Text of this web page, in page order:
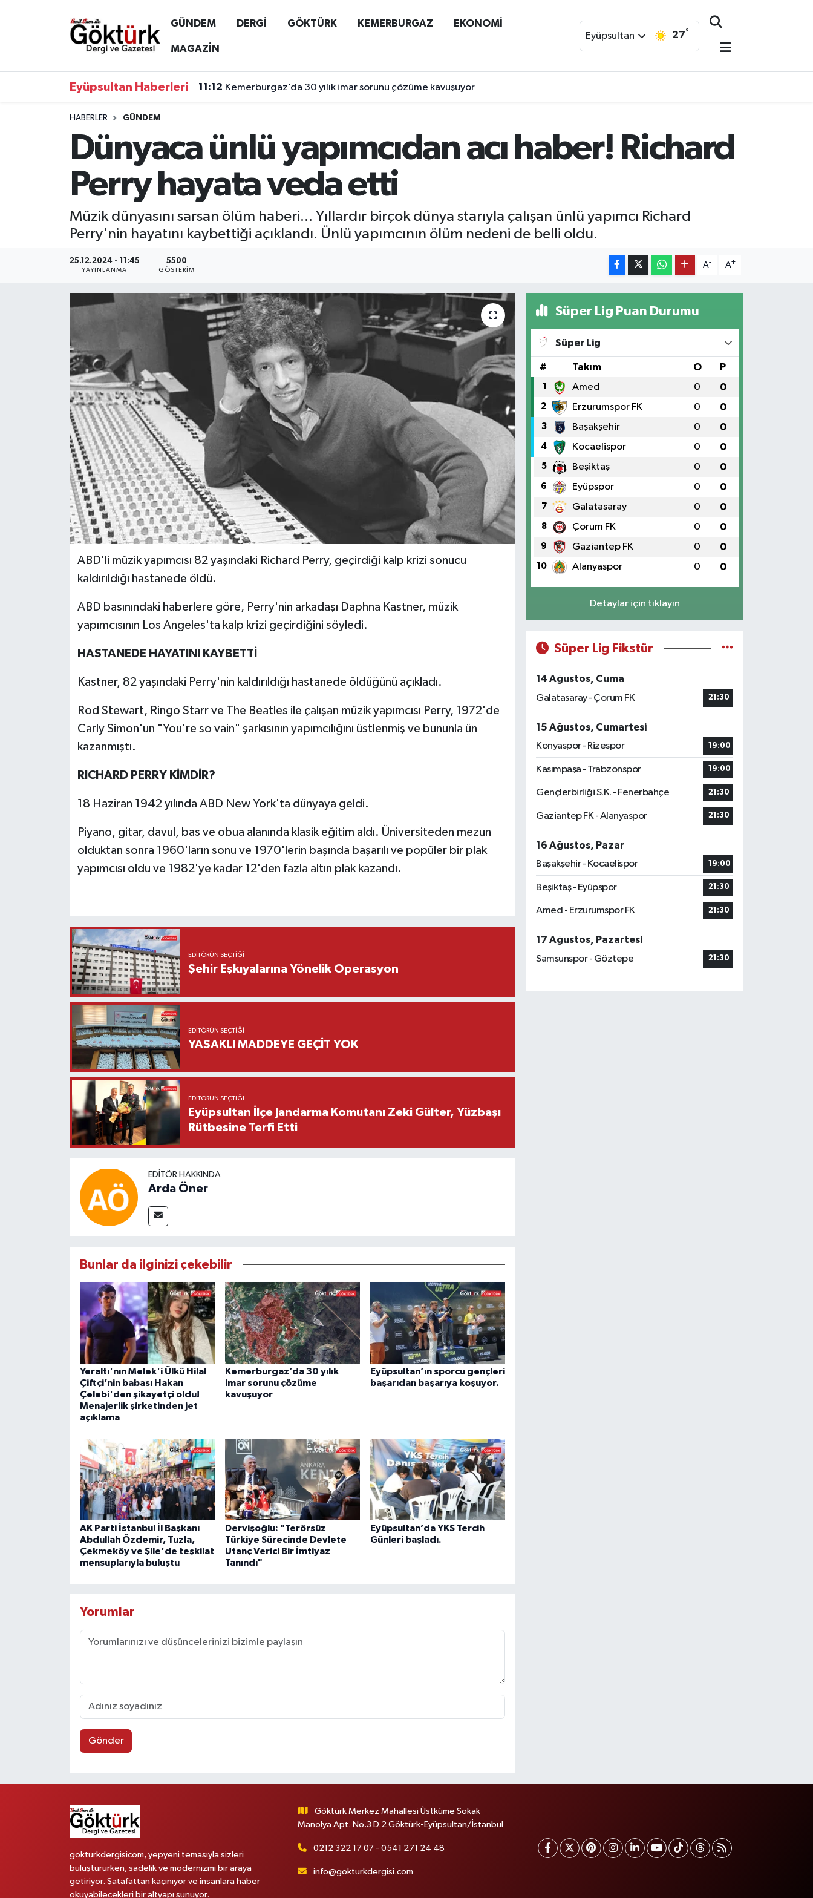
GÜNDEM DERGİ GÖKTÜRK KEMERBURGAZ EKONOMİ
MAGAZİN
Eyüpsultan 27°
Eyüpsultan Haberleri 11:12 Kemerburgaz’da 30 yılık imar sorunu çözüme kavuşuyor
HABERLER GÜNDEM
Dünyaca ünlü yapımcıdan acı haber! Richard
Perry hayata veda etti
Müzik dünyasını sarsan ölüm haberi... Yıllardır birçok dünya starıyla çalışan ünlü yapımcı Richard
Perry'nin hayatını kaybettiği açıklandı. Ünlü yapımcının ölüm nedeni de belli oldu.
25.12.2024 - 11:45
YAYINLANMA
5500
GÖSTERIM
A- A+
ABD'li müzik yapımcısı 82 yaşındaki Richard Perry, geçirdiği kalp krizi sonucu
kaldırıldığı hastanede öldü.
ABD basınındaki haberlere göre, Perry'nin arkadaşı Daphna Kastner, müzik
yapımcısının Los Angeles'ta kalp krizi geçirdiğini söyledi.
HASTANEDE HAYATINI KAYBETTİ
Kastner, 82 yaşındaki Perry'nin kaldırıldığı hastanede öldüğünü açıkladı.
Rod Stewart, Ringo Starr ve The Beatles ile çalışan müzik yapımcısı Perry, 1972'de
Carly Simon'un "You're so vain" şarkısının yapımcılığını üstlenmiş ve bununla ün
kazanmıştı.
RICHARD PERRY KİMDİR?
18 Haziran 1942 yılında ABD New York'ta dünyaya geldi.
Piyano, gitar, davul, bas ve obua alanında klasik eğitim aldı. Üniversiteden mezun
olduktan sonra 1960'ların sonu ve 1970'lerin başında başarılı ve popüler bir plak
yapımcısı oldu ve 1982'ye kadar 12'den fazla altın plak kazandı.
EDITÖRÜN SEÇTIĞI
Şehir Eşkıyalarına Yönelik Operasyon
EDITÖRÜN SEÇTIĞI
YASAKLI MADDEYE GEÇİT YOK
EDITÖRÜN SEÇTIĞI
Eyüpsultan İlçe Jandarma Komutanı Zeki Gülter, Yüzbaşı
Rütbesine Terfi Etti
EDITÖR HAKKINDA
Arda Öner
Bunlar da ilginizi çekebilir
Yeraltı'nın Melek'i Ülkü Hilal
Çiftçi’nin babası Hakan
Çelebi'den şikayetçi oldu!
Menajerlik şirketinden jet
açıklama
Kemerburgaz’da 30 yılık
imar sorunu çözüme
kavuşuyor
Eyüpsultan’ın sporcu gençleri
başarıdan başarıya koşuyor.
AK Parti İstanbul İl Başkanı
Abdullah Özdemir, Tuzla,
Çekmeköy ve Şile'de teşkilat
mensuplarıyla buluştu
Dervişoğlu: "Terörsüz
Türkiye Sürecinde Devlete
Utanç Verici Bir İmtiyaz
Tanındı"
Eyüpsultan’da YKS Tercih
Günleri başladı.
Yorumlar
Gönder
Süper Lig Puan Durumu
Süper Lig
# Takım O P
1 Amed 0 0
2 Erzurumspor FK 0 0
3 Başakşehir 0 0
4 Kocaelispor 0 0
5 Beşiktaş 0 0
6 Eyüpspor 0 0
7 Galatasaray 0 0
8 Çorum FK 0 0
9 Gaziantep FK 0 0
10 Alanyaspor 0 0
Detaylar için tıklayın
Süper Lig Fikstür
14 Ağustos, Cuma
Galatasaray - Çorum FK
21:30
15 Ağustos, Cumartesi
Konyaspor - Rizespor
19:00
Kasımpaşa - Trabzonspor 19:00
Gençlerbirliği S.K. - Fenerbahçe 21:30
Gaziantep FK - Alanyaspor 21:30
16 Ağustos, Pazar
Başakşehir - Kocaelispor
19:00
Beşiktaş - Eyüpspor 21:30
Amed - Erzurumspor FK 21:30
17 Ağustos, Pazartesi
Samsunspor - Göztepe
21:30
gokturkdergisicom, yepyeni temasıyla sizleri
buluştururken, sadelik ve modernizmi bir araya
getiriyor. Şatafattan kaçınıyor ve insanlara haber
okuyabilecekleri bir altyapı sunuyor.
Göktürk Merkez Mahallesi Üstküme Sokak
Manolya Apt. No.3 D.2 Göktürk-Eyüpsultan/İstanbul
0212 322 17 07 - 0541 271 24 48
info@gokturkdergisi.com
Anne Çocuk
GÖKTÜRK
GÜNDEM
KEMERBURGAZ
MAGAZİN
ÖZEL HABER
SAĞLIK
TEKNOLOJİ
TİCARET
Eyüpsultan Hava Durumu
Tüm Manşetler
Son Dakika Haberleri